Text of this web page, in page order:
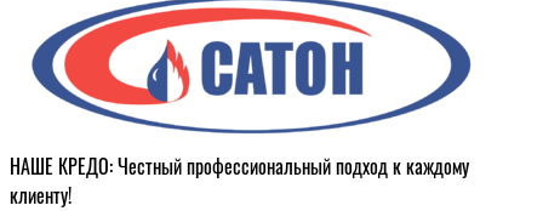
НАШЕ КРЕДО: Честный профессиональный подход к каждому
клиенту!